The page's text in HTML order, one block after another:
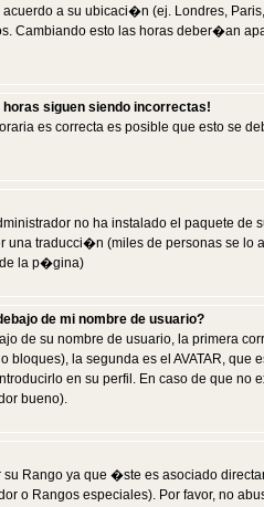
a su ubicaci�n (ej. Londres,
Cambiando esto las horas deber�an
siguen siendo incorrectas!
es correcta es posible que esto se
no ha instalado el paquete
una traducci�n (miles de personas se
la p�gina)
de mi nombre de usuario?
de su nombre de usuario, la primera
bloques), la segunda es el AVATAR,
en su perfil. En caso de que
bueno).
su Rango ya que �ste es asociado
o Rangos especiales). Por favor, no